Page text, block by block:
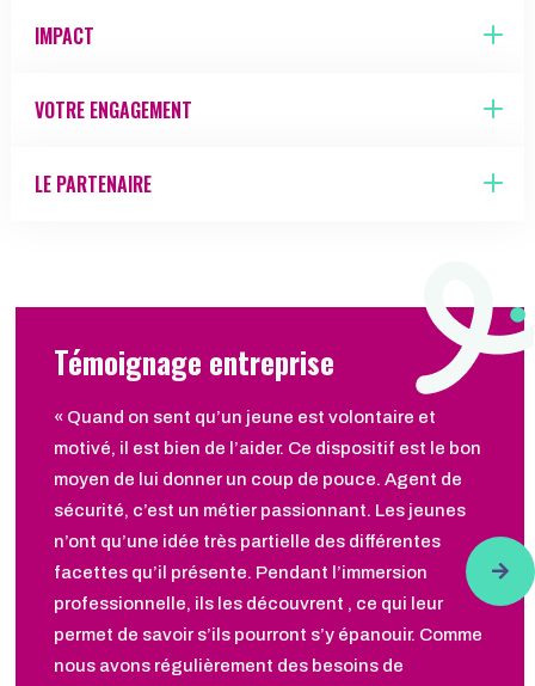
IMPACT
VOTRE ENGAGEMENT
LE PARTENAIRE
Témoignage entreprise
« Quand on sent qu’un jeune est volontaire et
motivé, il est bien de l’aider. Ce dispositif est le bon
moyen de lui donner un coup de pouce. Agent de
sécurité, c’est un métier passionnant. Les jeunes
n’ont qu’une idée très partielle des différentes
facettes qu’il présente. Pendant l’immersion
professionnelle, ils les découvrent , ce qui leur
permet de savoir s’ils pourront s’y épanouir. Comme
nous avons régulièrement des besoins de